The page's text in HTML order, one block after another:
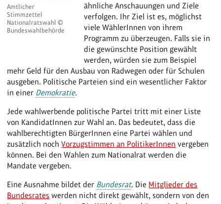
Amtlicher
Stimmzettel
Nationalratswahl ©
Bundeswahlbehörde
ähnliche Anschauungen und Ziele
verfolgen. Ihr Ziel ist es, möglichst
viele WählerInnen von ihrem
Programm zu überzeugen. Falls sie in
die gewünschte Position gewählt
werden, würden sie zum Beispiel
mehr Geld für den Ausbau von Radwegen oder für Schulen
ausgeben. Politische Parteien sind ein wesentlicher Faktor
in einer Demokratie.
Jede wahlwerbende politische Partei tritt mit einer Liste
von KandidatInnen zur Wahl an. Das bedeutet, dass die
wahlberechtigten BürgerInnen eine Partei wählen und
zusätzlich nochVorzugstimmen an PolitikerInnen vergeben
können. Bei den Wahlen zum Nationalrat werden die
Mandate vergeben.
Eine Ausnahme bildet der Bundesrat. Die Mitglieder des
Bundesrates werden nicht direkt gewählt, sondern von den